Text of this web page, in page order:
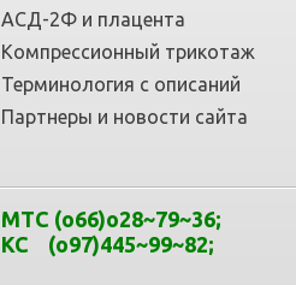
АСД-2Ф и плацента
Компрессионный трикотаж
Терминология с описаний
Партнеры и новости сайта
МТС (o66)o28~79~36;
КС (o97)445~99~82;